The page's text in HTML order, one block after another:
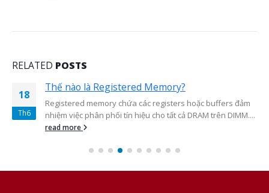
RELATED POSTS
18
Th6
Thế nào là Registered Memory?
Registered memory chứa các registers hoặc buffers đảm
nhiệm việc phân phối tín hiệu cho tất cả DRAM trên DIMM....
read more